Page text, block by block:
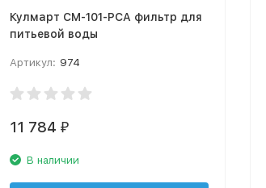
Кулмарт СМ-101-PCA фильтр для
питьевой воды
Артикул: 974
11 784 ₽
В наличии